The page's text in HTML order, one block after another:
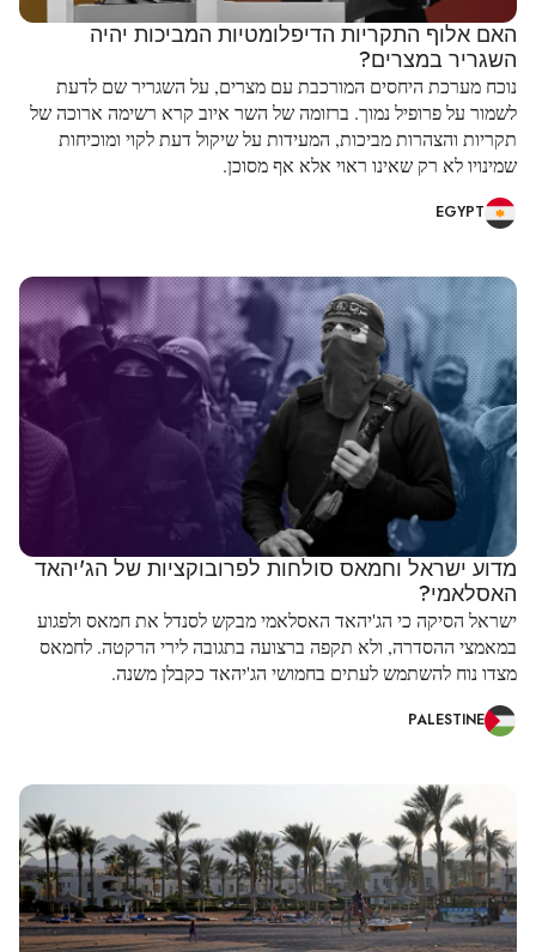
האם אלוף התקריות הדיפלומטיות המביכות יהיה
השגריר במצרים?
נוכח מערכת היחסים המורכבת עם מצרים, על השגריר שם לדעת
לשמור על פרופיל נמוך. ברזומה של השר איוב קרא רשימה ארוכה של
תקריות והצהרות מביכות, המעידות על שיקול דעת לקוי ומוכיחות
שמינויו לא רק שאינו ראוי אלא אף מסוכן.
EGYPT
מדוע ישראל וחמאס סולחות לפרובוקציות של הג'יהאד
האסלאמי?
ישראל הסיקה כי הג'יהאד האסלאמי מבקש לסנדל את חמאס ולפגוע
במאמצי ההסדרה, ולא תקפה ברצועה בתגובה לירי הרקטה. לחמאס
מצדו נוח להשתמש לעתים בחמושי הג'יהאד כקבלן משנה.
PALESTINE